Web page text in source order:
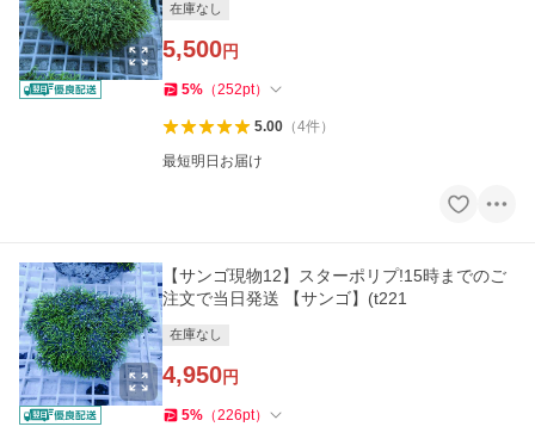
在庫なし
5,500円
5% （252pt）
5.00（4件）
最短明日お届け
【サンゴ現物12】スターポリプ!15時までのご
注文で当日発送 【サンゴ】(t221
在庫なし
4,950円
5% （226pt）